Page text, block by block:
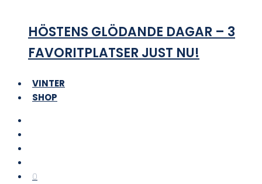
HÖSTENS GLÖDANDE DAGAR – 3
FAVORITPLATSER JUST NU!
VINTER
SHOP
0